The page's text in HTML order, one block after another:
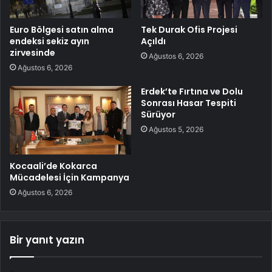
Euro Bölgesi satın alma
endeksi sekiz ayın
zirvesinde
Ağustos 6, 2026
Tek Durak Ofis Projesi
Açıldı
Ağustos 6, 2026
Kocaali’de Kokarca
Mücadelesi İçin Kampanya
Ağustos 6, 2026
Erdek’te Fırtına ve Dolu
Sonrası Hasar Tespiti
Sürüyor
Ağustos 5, 2026
Bir yanıt yazın